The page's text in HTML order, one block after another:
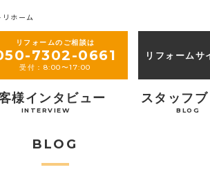
ホーム
リフォームのご相談は
7302-0661
受付：8:00〜17:00
リフォームサ
様インタビュー
INTERVIEW
スタッフ
BLOG
BLOG